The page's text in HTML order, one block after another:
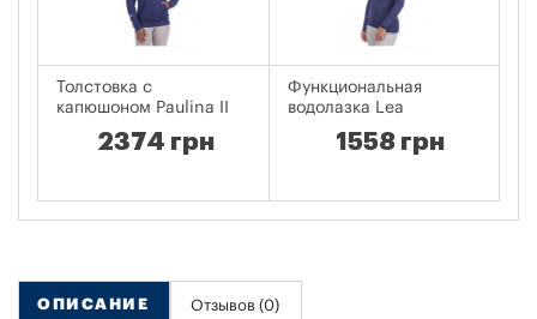
Толстовка с
капюшоном Paulina II
2374 грн
Функциональная
водолазка Lea
1558 грн
ОПИСАНИЕ Отзывов (0)